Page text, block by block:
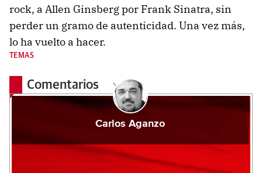
rock, a Allen Ginsberg por Frank Sinatra, sin
perder un gramo de autenticidad. Una vez más,
lo ha vuelto a hacer.
TEMAS
Comentarios
Carlos Aganzo